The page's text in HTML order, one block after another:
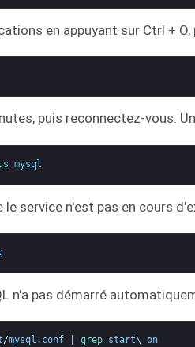
en appuyant sur Ctrl +
puis reconnectez-vous.
mysql
le service n'est pas en cours
n'a pas démarré
/mysql . conf grep start\ on